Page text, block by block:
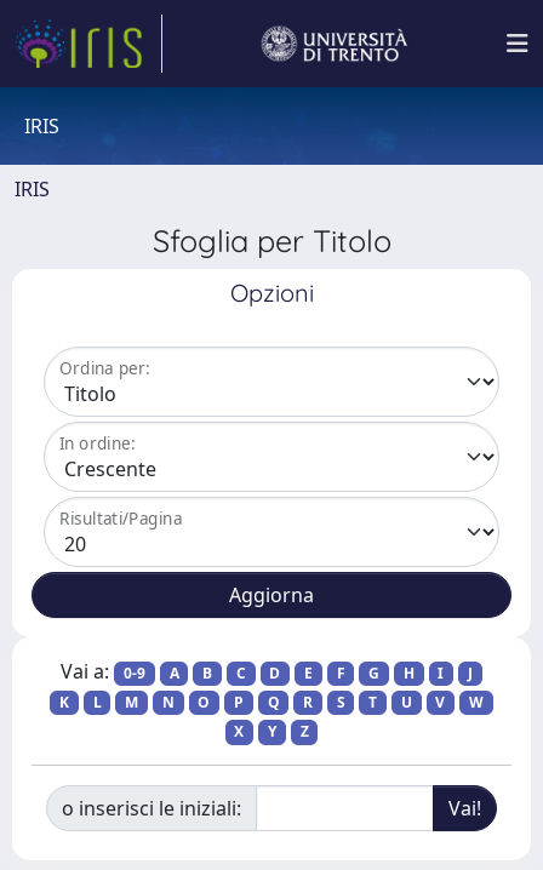
IRIS
IRIS
Sfoglia per Titolo
Opzioni
Ordina per:
In ordine:
Risultati/Pagina
Vai a: 0-9 A B C D E F G H I
J
K
L M N O P Q R S T U V
W
X
Y Z
o inserisci le iniziali: